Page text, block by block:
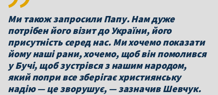
Ми також запросили Папу. Нам дуже
потрібен його візит до України, його
присутність серед нас. Ми хочемо показати
йому наші рани, хочемо, щоб він помолився
у Бучі, щоб зустрівся з нашим народом,
який попри все зберігає християнську
надію — це зворушує, — зазначив Шевчук.